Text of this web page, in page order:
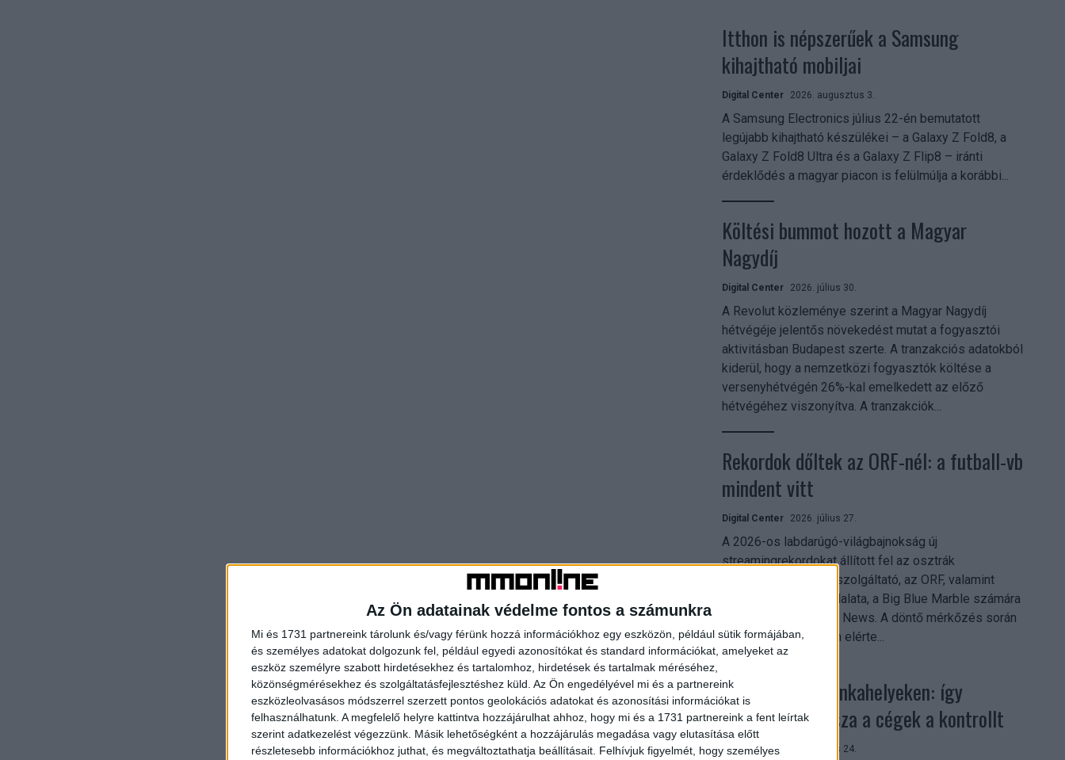
Az Ön adatainak védelme fontos a számunkra
Mi és 1731 partnereink tárolunk és/vagy férünk hozzá információkhoz egy eszközön, például sütik formájában,
és személyes adatokat dolgozunk fel, például egyedi azonosítókat és standard információkat, amelyeket az
eszköz személyre szabott hirdetésekhez és tartalomhoz, hirdetések és tartalmak méréséhez,
közönségmérésekhez és szolgáltatásfejlesztéshez küld. Az Ön engedélyével mi és a partnereink
eszközleolvasásos módszerrel szerzett pontos geolokációs adatokat és azonosítási információkat is
felhasználhatunk. A megfelelő helyre kattintva hozzájárulhat ahhoz, hogy mi és a 1731 partnereink a fent leírtak
szerint adatkezelést végezzünk. Másik lehetőségként a hozzájárulás megadása vagy elutasítása előtt
részletesebb információkhoz juthat, és megváltoztathatja beállításait. Felhívjuk figyelmét, hogy személyes
Itthon is népszerűek a Samsung
kihajtható mobiljai
Digital Center 2026. augusztus 3.
A Samsung Electronics július 22-én bemutatott
legújabb kihajtható készülékei – a Galaxy Z Fold8, a
Galaxy Z Fold8 Ultra és a Galaxy Z Flip8 – iránti
érdeklődés a magyar piacon is felülmúlja a korábbi...
Költési bummot hozott a Magyar
Nagydíj
Digital Center 2026. július 30.
A Revolut közleménye szerint a Magyar Nagydíj
hétvégéje jelentős növekedést mutat a fogyasztói
aktivitásban Budapest szerte. A tranzakciós adatokból
kiderül, hogy a nemzetközi fogyasztók költése a
versenyhétvégén 26%-kal emelkedett az előző
hétvégéhez viszonyítva. A tranzakciók...
Rekordok dőltek az ORF-nél: a futball-vb
mindent vitt
Digital Center 2026. július 27.
A 2026-os labdarúgó-világbajnokság új
streamingrekordokat állított fel az osztrák
közszolgálati műsorszolgáltató, az ORF, valamint
technológiai leányvállalata, a Big Blue Marble számára
– írja a Broadband TV News. A döntő mérkőzés során
az átlagos nézőszám elérte...
Shadow AI a munkahelyeken: így
szerezhetik vissza a cégek a kontrollt
Digital Center 2026. július 24.